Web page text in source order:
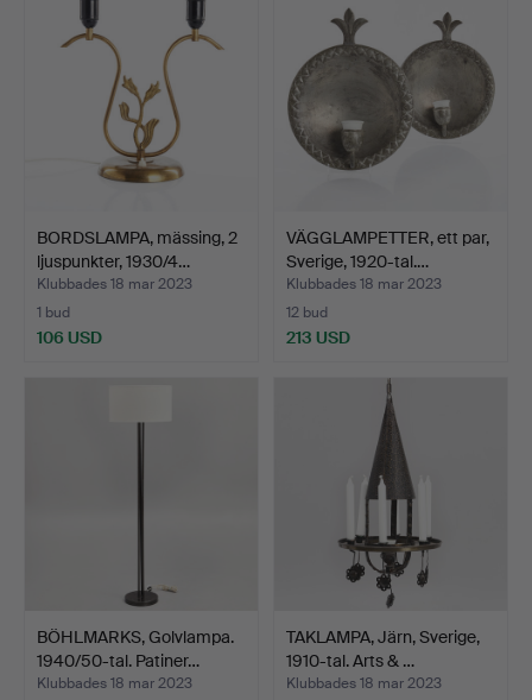
BORDSLAMPA, mässing, 2
ljuspunkter, 1930/4…
Klubbades 18 mar 2023
1 bud
106 USD
VÄGGLAMPETTER, ett par,
Sverige, 1920-tal.…
Klubbades 18 mar 2023
12 bud
213 USD
BÖHLMARKS, Golvlampa.
1940/50-tal. Patiner…
Klubbades 18 mar 2023
TAKLAMPA, Järn, Sverige,
1910-tal. Arts & …
Klubbades 18 mar 2023